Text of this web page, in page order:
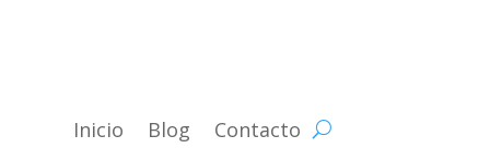
Inicio Blog Contacto